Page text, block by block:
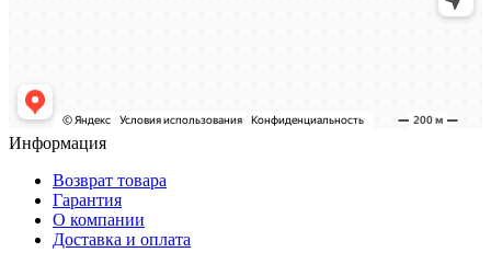
Информация
Возврат товара
Гарантия
О компании
Доставка и оплата